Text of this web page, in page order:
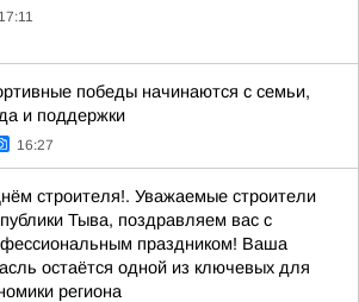
17:11
победы начинаются с семьи,
и поддержки
16:27
строителя!. Уважаемые строители
Тыва, поздравляем вас с
праздником! Ваша
остаётся одной из ключевых для
региона